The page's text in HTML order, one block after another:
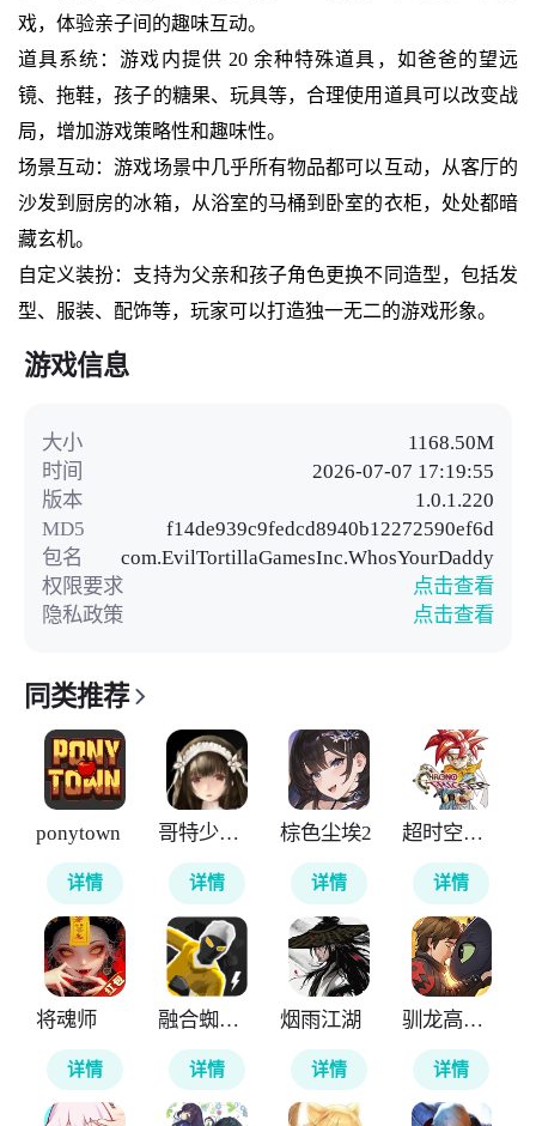
戏，体验亲子间的趣味互动。
道具系统：游戏内提供 20 余种特殊道具，如爸爸的望远
镜、拖鞋，孩子的糖果、玩具等，合理使用道具可以改变战
局，增加游戏策略性和趣味性。
场景互动：游戏场景中几乎所有物品都可以互动，从客厅的
沙发到厨房的冰箱，从浴室的马桶到卧室的衣柜，处处都暗
藏玄机。
自定义装扮：支持为父亲和孩子角色更换不同造型，包括发
型、服装、配饰等，玩家可以打造独一无二的游戏形象。
游戏信息
大小
1168.50M
时间
2026-07-07 17:19:55
版本
1.0.1.220
MD5
f14de939c9fedcd8940b12272590ef6d
包名
com.EvilTortillaGamesInc.WhosYourDaddy
权限要求
点击查看
隐私政策
点击查看
同类推荐
ponytown
详情
哥特少女勇闯恶魔城2
详情
棕色尘埃2
详情
超时空之轮
详情
将魂师
详情
融合蜘蛛侠
详情
烟雨江湖
详情
驯龙高手旅程
详情